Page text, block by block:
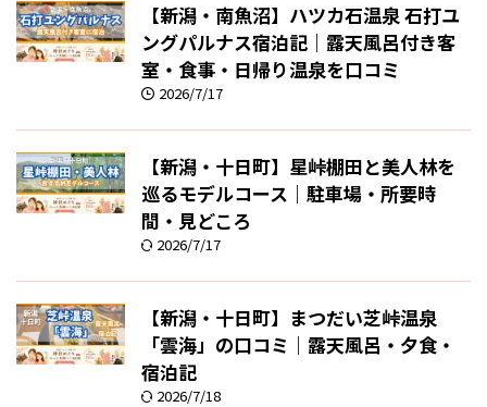
【新潟・南魚沼】ハツカ石温泉 石打ユ
ングパルナス宿泊記｜露天風呂付き客
室・食事・日帰り温泉を口コミ
2026/7/17
【新潟・十日町】星峠棚田と美人林を
巡るモデルコース｜駐車場・所要時
間・見どころ
2026/7/17
【新潟・十日町】まつだい芝峠温泉
「雲海」の口コミ｜露天風呂・夕食・
宿泊記
2026/7/18